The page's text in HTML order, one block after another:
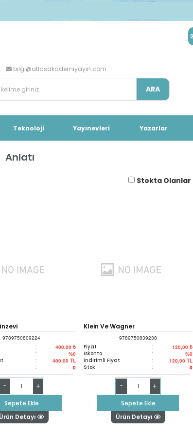
bilgi@atlasakademiyayin.com
ARA
Teknoloji Yayınevleri Yazarlar
Anlatı
Stokta Olanlar
9789750809224
: 400,00 ₺
: %0
: 400,00 TL
: 0
- +
Sepete Ekle
Ürün Detayı
Klein Ve Wagner
9789750839238
Fiyat : 120,00 ₺
İskonto : %0
İndirimli Fiyat : 120,00 TL
Stok : 0
- +
Sepete Ekle
Ürün Detayı